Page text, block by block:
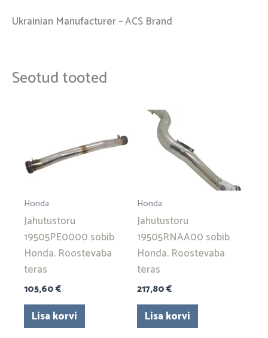
Ukrainian Manufacturer – ACS Brand
Seotud tooted
Honda
Jahutustoru
19505PE0000 sobib
Honda. Roostevaba
teras
105,60€
Lisa korvi
Honda
Jahutustoru
19505RNAA00 sobib
Honda. Roostevaba
teras
217,80€
Lisa korvi